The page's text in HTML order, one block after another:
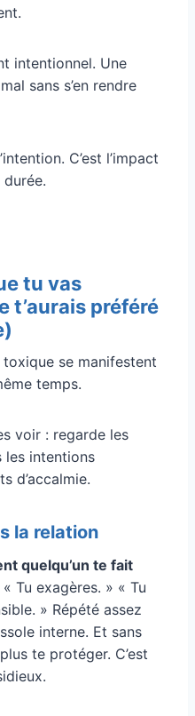
intentionnel. Une
sans s’en rendre
C’est l’impact
tu vas
t’aurais préféré
toxique se manifestent
temps.
voir : regarde les
les intentions
d’accalmie.
la relation
quelqu’un te fait
« Tu exagères. » « Tu
» Répété assez
interne. Et sans
te protéger. C’est